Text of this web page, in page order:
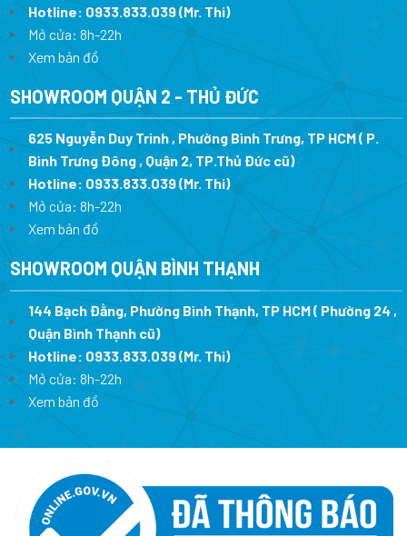
Hotline: 0933.833.039(Mr. Thi)
Mở cửa: 8h-22h
Xem bản đồ
SHOWROOM QUẬN 2 - THỦ ĐỨC
625 Nguyễn Duy Trinh , Phường Bình Trưng, TP HCM ( P.
Bình Trưng Đông , Quận 2, TP.Thủ Đức cũ)
Hotline: 0933.833.039(Mr. Thi)
Mở cửa: 8h-22h
Xem bản đồ
SHOWROOM QUẬN BÌNH THẠNH
144 Bạch Đằng, Phường Bình Thạnh, TP HCM ( Phường 24 ,
Quận Bình Thạnh cũ)
Hotline: 0933.833.039(Mr. Thi)
Mở cửa: 8h-22h
Xem bản đồ